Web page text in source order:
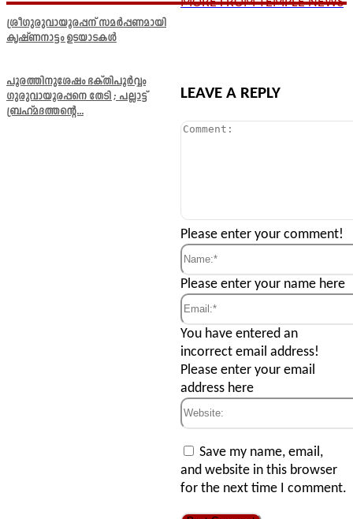
ശ്രീഗുരുവായൂരപ്പന് സമർപ്പണമായി
കൃഷ്ണനാട്ടം ഉടയാടകൾ
പൂരത്തിനുശേഷം ഭക്തിപൂർവ്വം
ഗുരുവായൂരപ്പനെ തേടി ; പല്ലാട്ട്
ബ്രഹ്മദത്തന്റെ...
LEAVE A REPLY
Comment:
Please enter your comment!
Name:*
Please enter your name here
Email:*
You have entered an
incorrect email address!
Please enter your email
address here
Save my name, email,
and website in this browser
for the next time I comment.